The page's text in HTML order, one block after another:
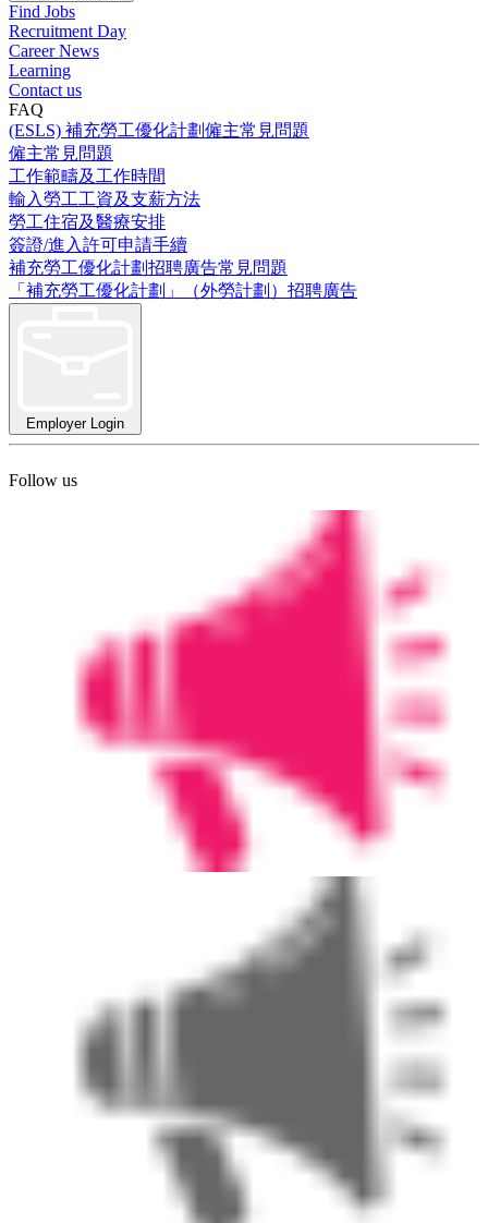
Find Jobs
Recruitment Day
Career News
Learning
Contact us
FAQ
(ESLS) 補充勞工優化計劃僱主常見問題
僱主常見問題
工作範疇及工作時間
輸入勞工工資及支薪方法
勞工住宿及醫療安排
簽證/進入許可申請手續
補充勞工優化計劃招聘廣告常見問題
「補充勞工優化計劃」（外勞計劃）招聘廣告
Employer Login
Follow us